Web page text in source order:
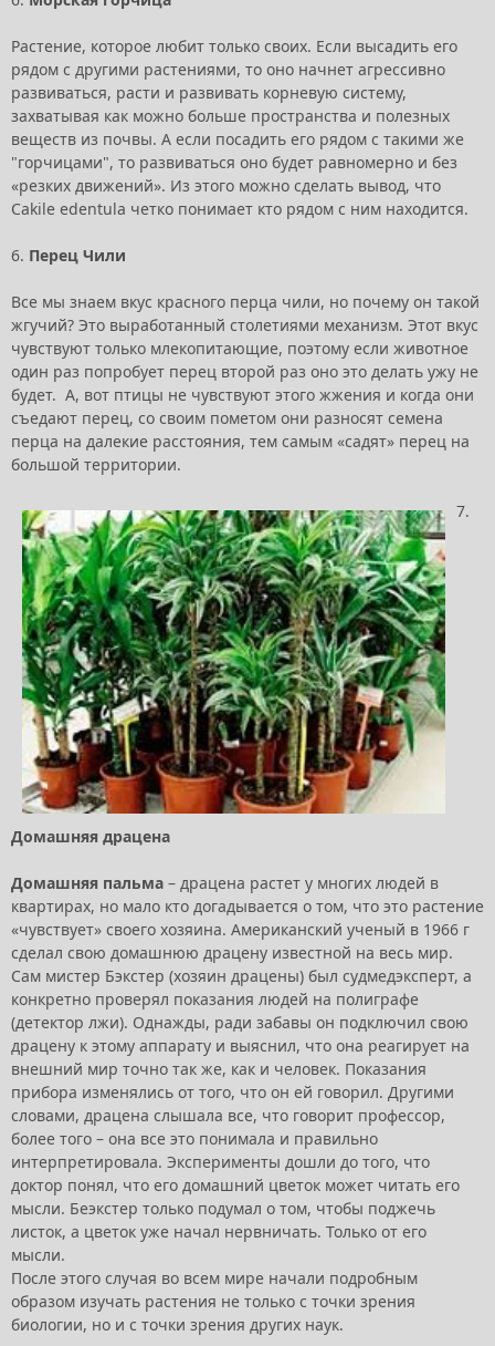
Растение, которое любит только своих. Если высадить его
рядом с другими растениями, то оно начнет агрессивно
развиваться, расти и развивать корневую систему,
захватывая как можно больше пространства и полезных
веществ из почвы. А если посадить его рядом с такими же
"горчицами", то развиваться оно будет равномерно и без
«резких движений». Из этого можно сделать вывод, что
Cakile edentula четко понимает кто рядом с ним находится.
6. Перец Чили
Все мы знаем вкус красного перца чили, но почему он такой
жгучий? Это выработанный столетиями механизм. Этот вкус
чувствуют только млекопитающие, поэтому если животное
один раз попробует перец второй раз оно это делать ужу не
будет. А, вот птицы не чувствуют этого жжения и когда они
съедают перец, со своим пометом они разносят семена
перца на далекие расстояния, тем самым «садят» перец на
большой территории.
7.
Домашняя драцена
Домашняя пальма – драцена растет у многих людей в
квартирах, но мало кто догадывается о том, что это растение
«чувствует» своего хозяина. Американский ученый в 1966 г
сделал свою домашнюю драцену известной на весь мир.
Сам мистер Бэкстер (хозяин драцены) был судмедэксперт, а
конкретно проверял показания людей на полиграфе
(детектор лжи). Однажды, ради забавы он подключил свою
драцену к этому аппарату и выяснил, что она реагирует на
внешний мир точно так же, как и человек. Показания
прибора изменялись от того, что он ей говорил. Другими
словами, драцена слышала все, что говорит профессор,
более того – она все это понимала и правильно
интерпретировала. Эксперименты дошли до того, что
доктор понял, что его домашний цветок может читать его
мысли. Беэкстер только подумал о том, чтобы поджечь
листок, а цветок уже начал нервничать. Только от его
мысли.
После этого случая во всем мире начали подробным
образом изучать растения не только с точки зрения
биологии, но и с точки зрения других наук.